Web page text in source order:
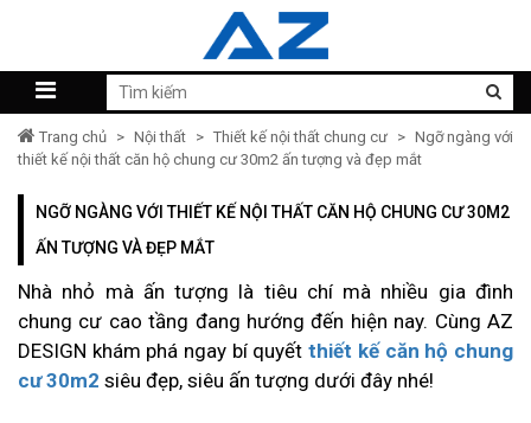
Trang chủ > Nội thất > Thiết kế nội thất chung cư > Ngỡ ngàng với
thiết kế nội thất căn hộ chung cư 30m2 ấn tượng và đẹp mắt
NGỠ NGÀNG VỚI THIẾT KẾ NỘI THẤT CĂN HỘ CHUNG CƯ 30M2
ẤN TƯỢNG VÀ ĐẸP MẮT
Nhà nhỏ mà ấn tượng là tiêu chí mà nhiều gia đình
chung cư cao tầng đang hướng đến hiện nay. Cùng AZ
DESIGN khám phá ngay bí quyếtthiết kế căn hộ chung
cư 30m2 siêu đẹp, siêu ấn tượng dưới đây nhé!